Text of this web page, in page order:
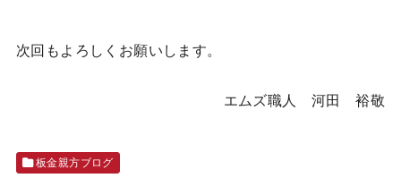
次回もよろしくお願いします。
エムズ職人 河田 裕敬
板金親方ブログ